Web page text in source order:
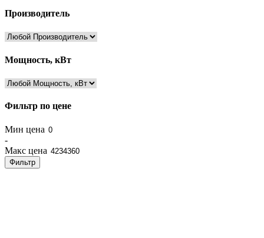
Производитель
Мощность, кВт
Фильтр по цене
Мин цена
-
Макс цена
Фильтр